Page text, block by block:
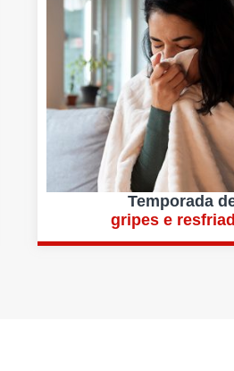
Temporada
gripes e